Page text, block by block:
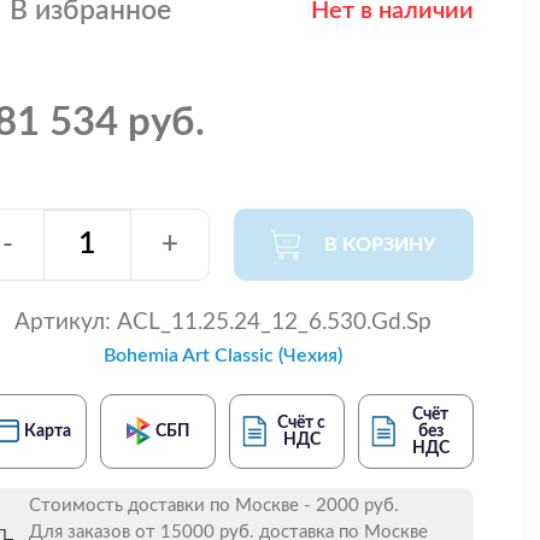
В избранное Нет в наличии
534 руб.
- + В КОРЗИНУ
Артикул: ACL_11.25.24_12_6.530.Gd.Sp
Bohemia Art Classic (Чехия)
Карта СБП
Счёт с
НДС
Счёт
без
НДС
Стоимость доставки по Москве - 2000 руб.
Для заказов от 15000 руб. доставка по Москве